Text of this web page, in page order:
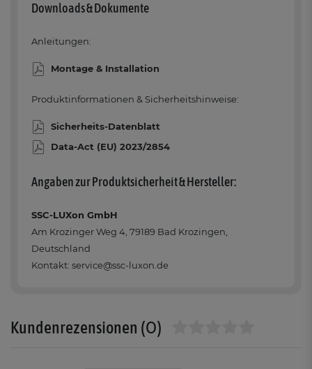
Downloads & Dokumente
Anleitungen:
Montage & Installation
Produktinformationen & Sicherheitshinweise:
Sicherheits-Datenblatt
Data-Act (EU) 2023/2854
Angaben zur Produktsicherheit & Hersteller:
SSC-LUXon GmbH
Am Krozinger Weg 4, 79189 Bad Krozingen,
Deutschland
Kontakt: service@ssc-luxon.de
Kundenrezensionen (0)